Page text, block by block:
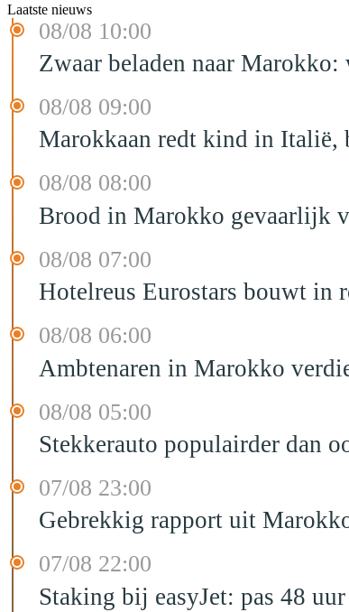
Laatste nieuws
08/08 10:00
Zwaar beladen naar
08/08 09:00
Marokkaan redt kind in Italië,
08/08 08:00
Brood in Marokko gevaarlijk
08/08 07:00
Hotelreus Eurostars bouwt
08/08 06:00
Ambtenaren in Marokko
08/08 05:00
Stekkerauto populairder dan
07/08 23:00
Gebrekkig rapport uit
07/08 22:00
Staking bij easyJet: pas 48